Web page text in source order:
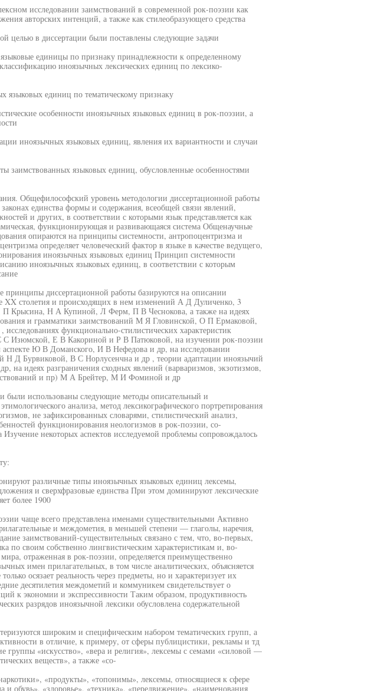
исследовании заимствований в современной рок-поэзии как
авторских интенций, а также как стилеобразующего средства
целью в диссертации были поставлены следующие задачи
единицы по признаку принадлежности к определенному
иноязычных лексических единиц по лексико-
языковых единиц по тематическому признаку
особенности иноязычных языковых единиц в рок-поэзии, а
иноязычных языковых единиц, явления их вариантности и случаи
заимствованных языковых единиц, обусловленные особенностями
Общефилософский уровень методологии диссертационной работы
единства формы и содержания, всеобщей связи явлений,
и других, в соответствии с которыми язык представляется как
функционирующая и развивающаяся система Общенаучные
опираются на принципы системности, антропоцентризма и
определяет человеческий фактор в языке в качестве ведущего,
иноязычных языковых единиц Принцип системности
иноязычных языковых единиц, в соответствии с которым
принципы диссертационной работы базируются на описании
XX столетия и происходящих в нем изменений А Д Дуличенко, 3
П Крысина, Н А Купиной, Л Ферм, П В Чеснокова, а также на идеях
и грамматики заимствований М Я Гловинской, О П Ермаковой,
функционально-стилистических характеристик
Изюмской, Е В Какориной и Р В Патюковой, на изучении рок-поэзии
аспекте Ю В Доманского, И В Нефедова и др, на исследовании
Н Д Бурвиковой, В С Норлусенчна и др , теории адаптации иноязычий
идеях разграничения сходных явлений (варваризмов, экзотизмов,
и пр) М А Брейтер, М И Фоминой и др
были использованы следующие методы описательный и
анализа, метод лексикографического портретирования
не зафиксированных словарями, стилистический анализ,
функционирования неологизмов в рок-поэзии, со-
Изучение некоторых аспектов исследуемой проблемы сопровождалось
различные типы иноязычных языковых единиц лексемы,
и сверхфразовые единства При этом доминируют лексические
более 1900
чаще всего представлена именами существительными Активно
и междометия, в меньшей степени — глаголы, наречия,
заимствований-существительных связано с тем, что, во-первых,
по своим собственно лингвистическим характеристикам и, во-
отраженная в рок-поэзии, определяется преимущественно
имен прилагательных, в том числе аналитических, объясняется
осязает реальность через предметы, но и характеризует их
десятилетия междометий и коммуникем свидетельствует о
к экономии и экспрессивности Таким образом, продуктивность
разрядов иноязычной лексики обусловлена содержательной
широким и специфическим набором тематических групп, а
в отличие, к примеру, от сферы публицистики, рекламы и тд
группы «искусство», «вера и религия», лексемы с семами «силовой —
веществ», а также «со-
«продукты», «топонимы», лексемы, относящиеся к сфере
обувь», «здоровье», «техника», «передвижение», «наименования